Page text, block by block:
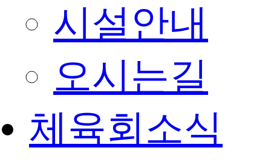
시설안내
오시는길
체육회소식